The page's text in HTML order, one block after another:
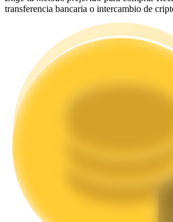
Alta rentabilidad y acceso instantáneo
transferencia bancaria o intercambio de